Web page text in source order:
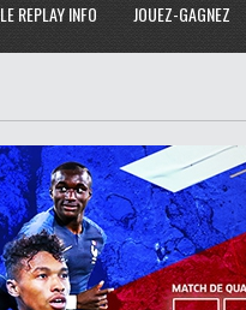
LE REPLAY INFO JOUEZ-GAGNEZ